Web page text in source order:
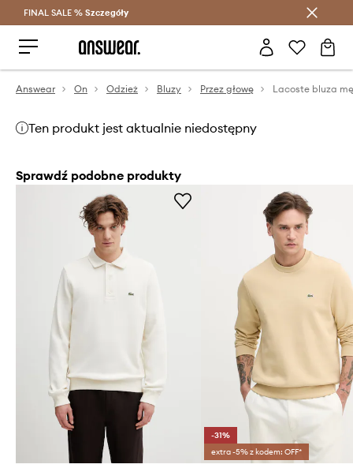
Oszczędzaj z Answear Club >
FINAL SALE % Szczegóły
Answear On Odzież Bluzy Przez głowę Lacoste bluza
Ten produkt jest aktualnie niedostępny
Sprawdź podobne produkty
-31%
extra -5% z kodem: OFF*